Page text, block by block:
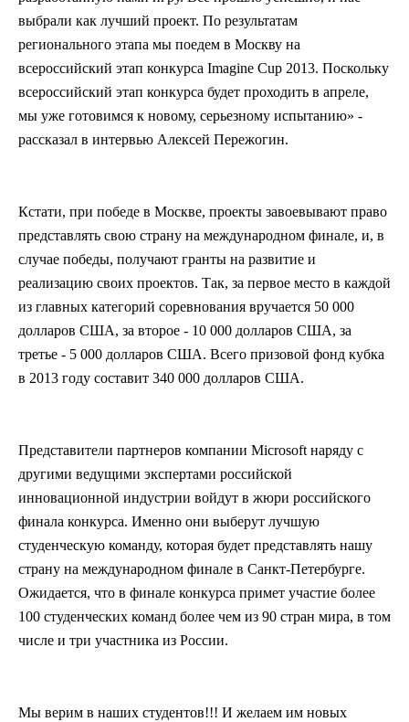
выбрали как лучший проект. По результатам
регионального этапа мы поедем в Москву на
всероссийский этап конкурса Imagine Cup 2013. Поскольку
всероссийский этап конкурса будет проходить в апреле,
мы уже готовимся к новому, серьезному испытанию» -
рассказал в интервью Алексей Пережогин.
Кстати, при победе в Москве, проекты завоевывают право
представлять свою страну на международном финале, и, в
случае победы, получают гранты на развитие и
реализацию своих проектов. Так, за первое место в каждой
из главных категорий соревнования вручается 50 000
долларов США, за второе - 10 000 долларов США, за
третье - 5 000 долларов США. Всего призовой фонд кубка
в 2013 году составит 340 000 долларов США.
Представители партнеров компании Microsoft наряду с
другими ведущими экспертами российской
инновационной индустрии войдут в жюри российского
финала конкурса. Именно они выберут лучшую
студенческую команду, которая будет представлять нашу
страну на международном финале в Санкт-Петербурге.
Ожидается, что в финале конкурса примет участие более
100 студенческих команд более чем из 90 стран мира, в том
числе и три участника из России.
Мы верим в наших студентов!!! И желаем им новых